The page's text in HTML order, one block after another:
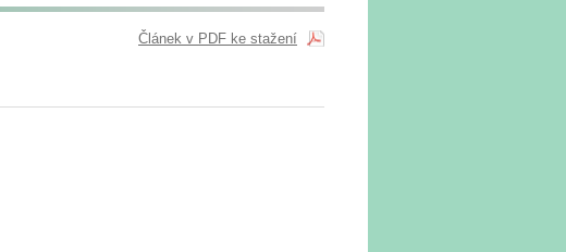
Článek v PDF ke stažení